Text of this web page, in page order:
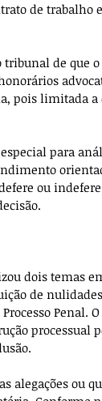
de trabalho
de que
pois limitada a
para
ou
dois temas
de
Penal.
processual
alegações ou